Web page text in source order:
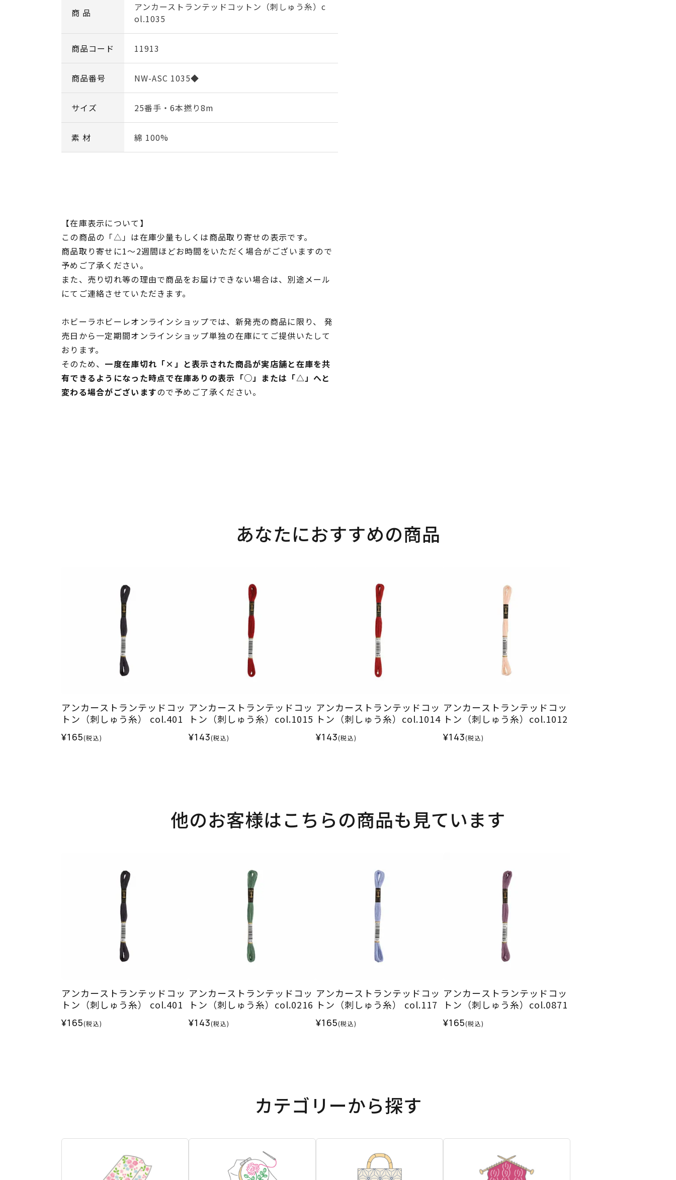
商 品
アンカーストランテッドコットン（刺しゅう糸）c
ol.1035
商品コード 11913
商品番号 NW-ASC 1035◆
サイズ 25番手・6本撚り8m
素 材 綿 100%
【在庫表示について】
この商品の「△」は在庫少量もしくは商品取り寄せの表示です。
商品取り寄せに1～2週間ほどお時間をいただく場合がございますので
予めご了承ください。
また、売り切れ等の理由で商品をお届けできない場合は、別途メール
にてご連絡させていただきます。
ホビーラホビーレオンラインショップでは、新発売の商品に限り、 発
売日から一定期間オンラインショップ単独の在庫にてご提供いたして
おります。
そのため、 一度在庫切れ「×」と表示された商品が実店舗と在庫を共
有できるようになった時点で在庫ありの表示「○」または「△」へと
変わる場合がございますので予めご了承ください。
あなたにおすすめの商品
アンカーストランテッドコッ
トン（刺しゅう糸） col.401
¥165(税込)
アンカーストランテッドコッ
トン（刺しゅう糸）col.1015
¥143(税込)
アンカーストランテッドコッ
トン（刺しゅう糸）col.1014
¥143(税込)
アンカーストランテッドコッ
トン（刺しゅう糸）col.1012
¥143(税込)
他のお客様はこちらの商品も見ています
アンカーストランテッドコッ
トン（刺しゅう糸） col.401
¥165(税込)
アンカーストランテッドコッ
トン（刺しゅう糸）col.0216
¥143(税込)
アンカーストランテッドコッ
トン（刺しゅう糸） col.117
¥165(税込)
アンカーストランテッドコッ
トン（刺しゅう糸）col.0871
¥165(税込)
カテゴリーから探す